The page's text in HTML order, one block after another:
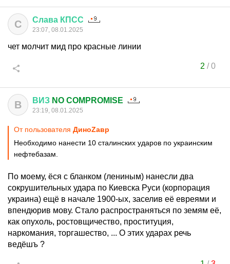
С Слава КПСС
23:07, 08.01.2025
чет молчит мид про красные линии
2 /0
В ВИЗ NO COMPROMISE
23:19, 08.01.2025
От пользователя ДиноZавp
Необходимо нанести 10 сталинских ударов по украинским
нефтебазам.
По моему, ёся с бланком (лениным) нанесли два
сокрушительных удара по Киевска Руси (корпорация
украина) ещё в начале 1900-ых, заселив её евреями и
впендюрив мову. Стало распространяться по земям её,
как опухоль, ростовщичество, проституция,
наркомания, торгашество, ... О этих ударах речь
ведёшъ ?